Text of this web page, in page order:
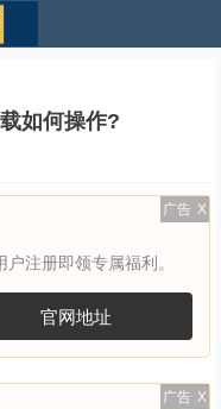
如何操作?
广告 X
注册即领专属福利。
官网地址
广告 X